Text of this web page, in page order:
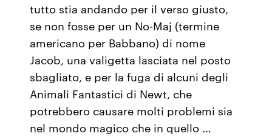
tutto stia andando per il verso giusto,
se non fosse per un No-Maj (termine
americano per Babbano) di nome
Jacob, una valigetta lasciata nel posto
sbagliato, e per la fuga di alcuni degli
Animali Fantastici di Newt, che
potrebbero causare molti problemi sia
nel mondo magico che in quello …